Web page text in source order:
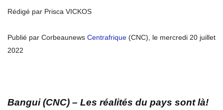
Rédigé par Prisca VICKOS
Publié par Corbeaunews Centrafrique (CNC), le mercredi 20 juillet
2022
Bangui (CNC) – Les réalités du pays sont là!